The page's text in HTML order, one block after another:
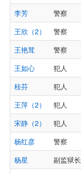
李芳
警察
王欣（2）
警察
王艳茸
警察
王如心
犯人
桂芬
犯人
王萍（2）
犯人
宋静（2）
犯人
杨红彦
警察
杨星
副监狱长